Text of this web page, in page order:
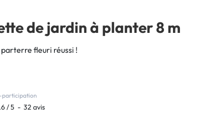
de jardin à planter 8 m
fleuri réussi !
/5 - 32 avis